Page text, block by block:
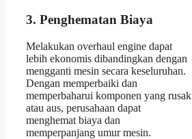
3. Penghematan Biaya
Melakukan overhaul engine dapat
lebih ekonomis dibandingkan dengan
mengganti mesin secara keseluruhan.
Dengan memperbaiki dan
memperbaharui komponen yang rusak
atau aus, perusahaan dapat
menghemat biaya dan
memperpanjang umur mesin.